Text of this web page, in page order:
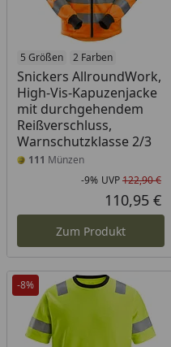
5 Größen 2 Farben
Snickers AllroundWork,
High-Vis-Kapuzenjacke
mit durchgehendem
Reißverschluss,
Warnschutzklasse 2/3
111 Münzen
-9% UVP122,90 €
110,95 €
Zum Produkt
-8%